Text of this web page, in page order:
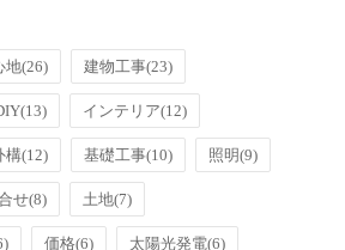
地(26) 建物工事(23)
(13) インテリア(12)
構(12) 基礎工事(10) 照明(9)
せ(8) 土地(7)
価格(6) 太陽光発電(6)